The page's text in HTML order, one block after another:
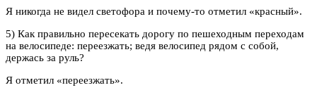
Я никогда не видел светофора и почему-то отметил «красный».
5) Как правильно пересекать дорогу по пешеходным переходам
на велосипеде: переезжать; ведя велосипед рядом с собой,
держась за руль?
Я отметил «переезжать».